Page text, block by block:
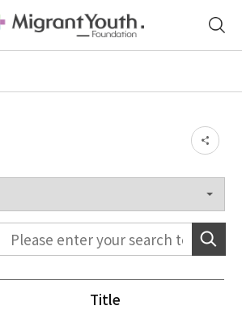
Title